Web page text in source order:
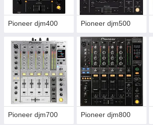
Pioneer djm400 Pioneer djm500
Pioneer djm700 Pioneer djm800